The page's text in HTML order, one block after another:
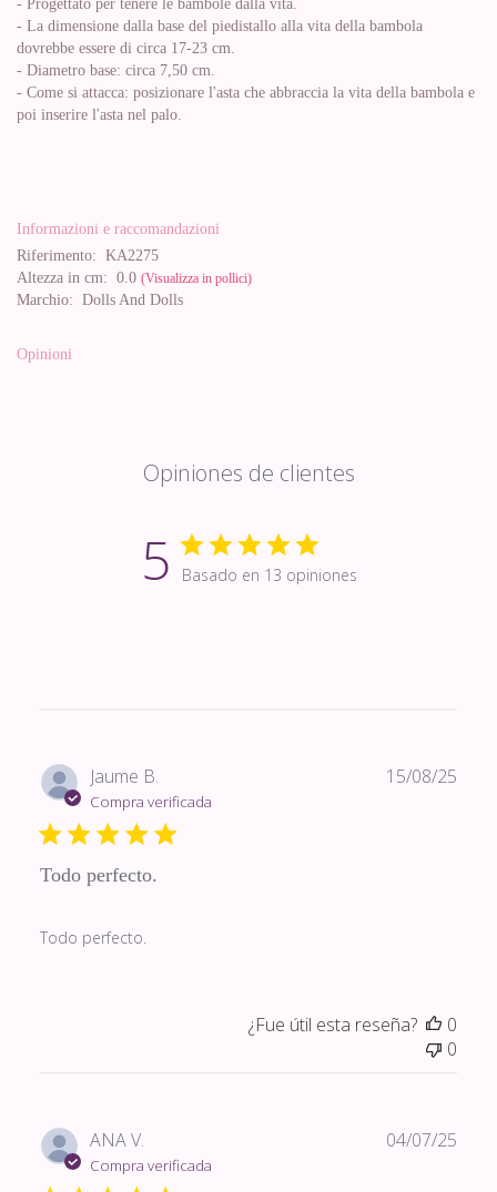
- Progettato per tenere le bambole dalla vita.
- La dimensione dalla base del piedistallo alla vita della bambola
dovrebbe essere di circa 17-23 cm.
- Diametro base: circa 7,50 cm.
- Come si attacca: posizionare l'asta che abbraccia la vita della bambola e
poi inserire l'asta nel palo.
Informazioni e raccomandazioni
Riferimento: KA2275
Altezza in cm: 0.0 (Visualizza in pollici)
Marchio: Dolls And Dolls
Opinioni
Opiniones de clientes
5 Basado en 13 opiniones
Jaume B.
Compra verificada
Todo perfecto.
Todo perfecto.
15/08/25
¿Fue útil esta reseña?
0
0
ANA V.
Compra verificada
04/07/25